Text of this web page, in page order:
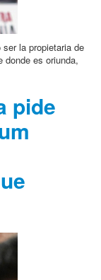
la propietaria de
donde es oriunda,
pide